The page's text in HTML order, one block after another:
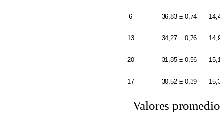
6 36,83 ± 0,74
13 34,27 ± 0,76
20 31,85 ± 0,56
17 30,52 ± 0,39
Valores